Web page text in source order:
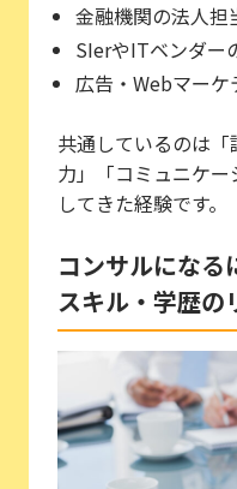
金融機関の法人担
SIerやITベンダー
広告・Webマーケ
共通しているのは
力」「コミュニケ
してきた経験です。
コンサルになる
スキル・学歴の